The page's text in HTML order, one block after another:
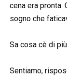
cena era pronta.
sogno che
Sa cosa cè di
Sentiamo,